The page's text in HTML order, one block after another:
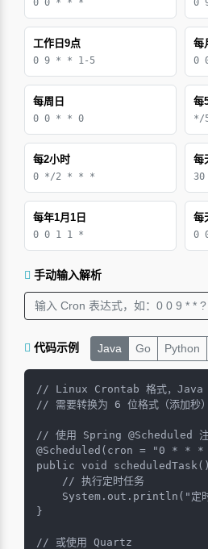
0 0 * * * 0
工作日9点
0 9 * * 1-5
每
0
每周日
0 0 * * 0
每
*/
每2小时
0 */2 * * *
每
每年1月1日
0 0 1 1 *
每
0
手动输入解析
代码示例 Java Go Python
// Linux Crontab 格式，Java
// 需要转换为 6 位格式（添加秒）
// 使用 Spring @Scheduled
@Scheduled(cron = "0 * *
public void
    // 执行定时任务
System.out.println("定
}
// 或使用 Quartz